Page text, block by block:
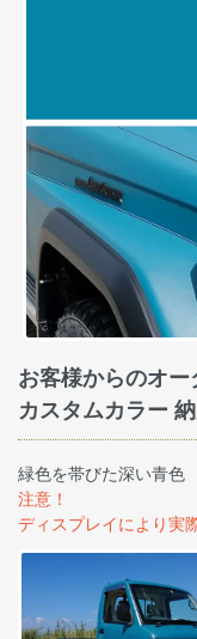
お客様からのオー
カスタムカラー
緑色を帯びた深い青色
注意！
ディスプレイにより実